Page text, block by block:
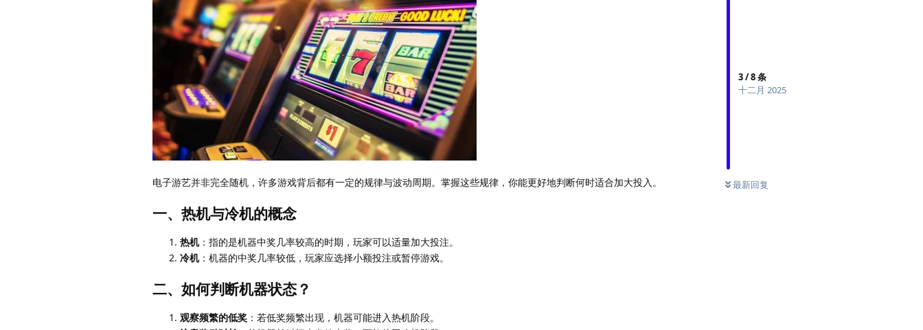
3/8条
十二月 2025
最新回复
电子游艺并非完全随机，许多游戏背后都有一定的规律与波动周期。掌握这些规律，你能更好地判断何时适合加大投入。
一、热机与冷机的概念
热机：指的是机器中奖几率较高的时期，玩家可以适量加大投注。
冷机：机器的中奖几率较低，玩家应选择小额投注或暂停游戏。
二、如何判断机器状态？
观察频繁的低奖 ：若低奖频繁出现，机器可能进入热机阶段。